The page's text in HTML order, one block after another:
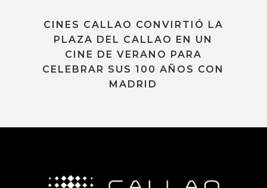
CINES CALLAO CONVIRTIÓ LA
PLAZA DEL CALLAO EN UN
CINE DE VERANO PARA
CELEBRAR SUS 100 AÑOS CON
MADRID